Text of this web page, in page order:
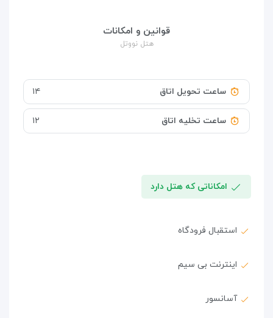
قوانین و امکانات
هتل نووتل
ساعت تحویل اتاق ۱۴
ساعت تخلیه اتاق ۱۲
امکاناتی که هتل دارد
استقبال فرودگاه
اینترنت بی سیم
آسانسور